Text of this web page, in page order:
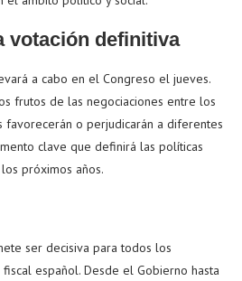
votación definitiva
a cabo en el Congreso el jueves.
frutos de las negociaciones entre los
favorecerán o perjudicarán a diferentes
clave que definirá las políticas
próximos años.
ser decisiva para todos los
español. Desde el Gobierno hasta